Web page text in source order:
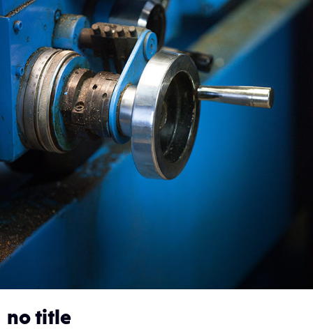
no title